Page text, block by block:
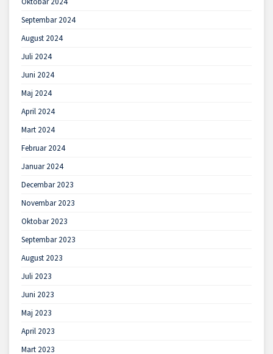
Septembar 2024
August 2024
Juli 2024
Juni 2024
Maj 2024
April 2024
Mart 2024
Februar 2024
Januar 2024
Decembar 2023
Novembar 2023
Oktobar 2023
Septembar 2023
August 2023
Juli 2023
Juni 2023
Maj 2023
April 2023
Mart 2023